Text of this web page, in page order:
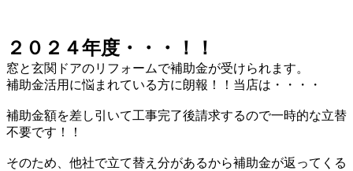
２０２４年度・・・！！
窓と玄関ドアのリフォームで補助金が受けられます。
補助金活用に悩まれている方に朗報！！当店は・・・・
補助金額を差し引いて工事完了後請求するので一時的な立替
不要です！！
そのため、他社で立て替え分があるから補助金が返ってくる